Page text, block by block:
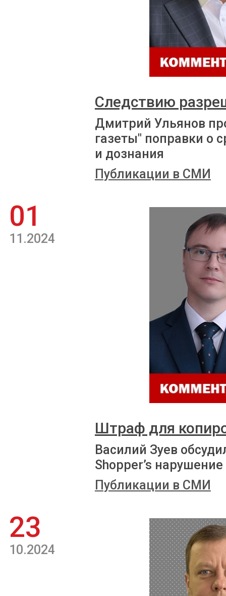
Следствию
Дмитрий Ульянов
газеты" поправки о
и дознания
Публикации в СМИ
01
11.2024
Штраф для
Василий Зуев
Shopper’s
Публикации в СМИ
23
10.2024